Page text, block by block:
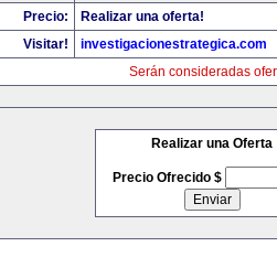
Precio:
Realizar una oferta!
Visitar!
investigacionestrategica.com
Serán consideradas
Realizar una Oferta
Precio Ofrecido $